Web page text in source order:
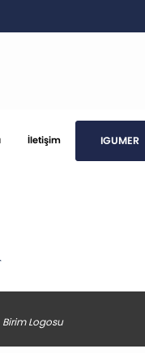
İletişim IGUMER
Birim Logosu